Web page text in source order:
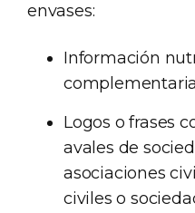
envases:
Información
Logos o frases
avales de
asociaciones
civiles o